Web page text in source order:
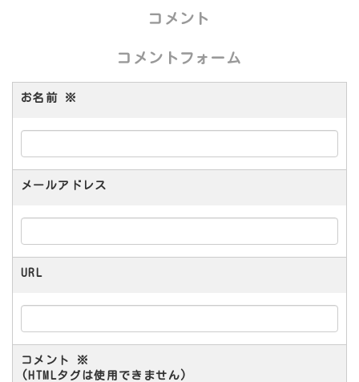
コメント
コメントフォーム
お名前 ※
メールアドレス
URL
コメント ※
(HTMLタグは使用できません)